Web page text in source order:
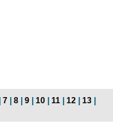
| 7 | 8 | 9 | 10 | 11 | 12 | 13 |